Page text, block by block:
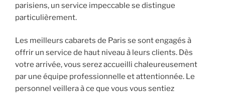
parisiens, un service impeccable se distingue
particulièrement.
Les meilleurs cabarets de Paris se sont engagés à
offrir un service de haut niveau à leurs clients. Dès
votre arrivée, vous serez accueilli chaleureusement
par une équipe professionnelle et attentionnée. Le
personnel veillera à ce que vous vous sentiez